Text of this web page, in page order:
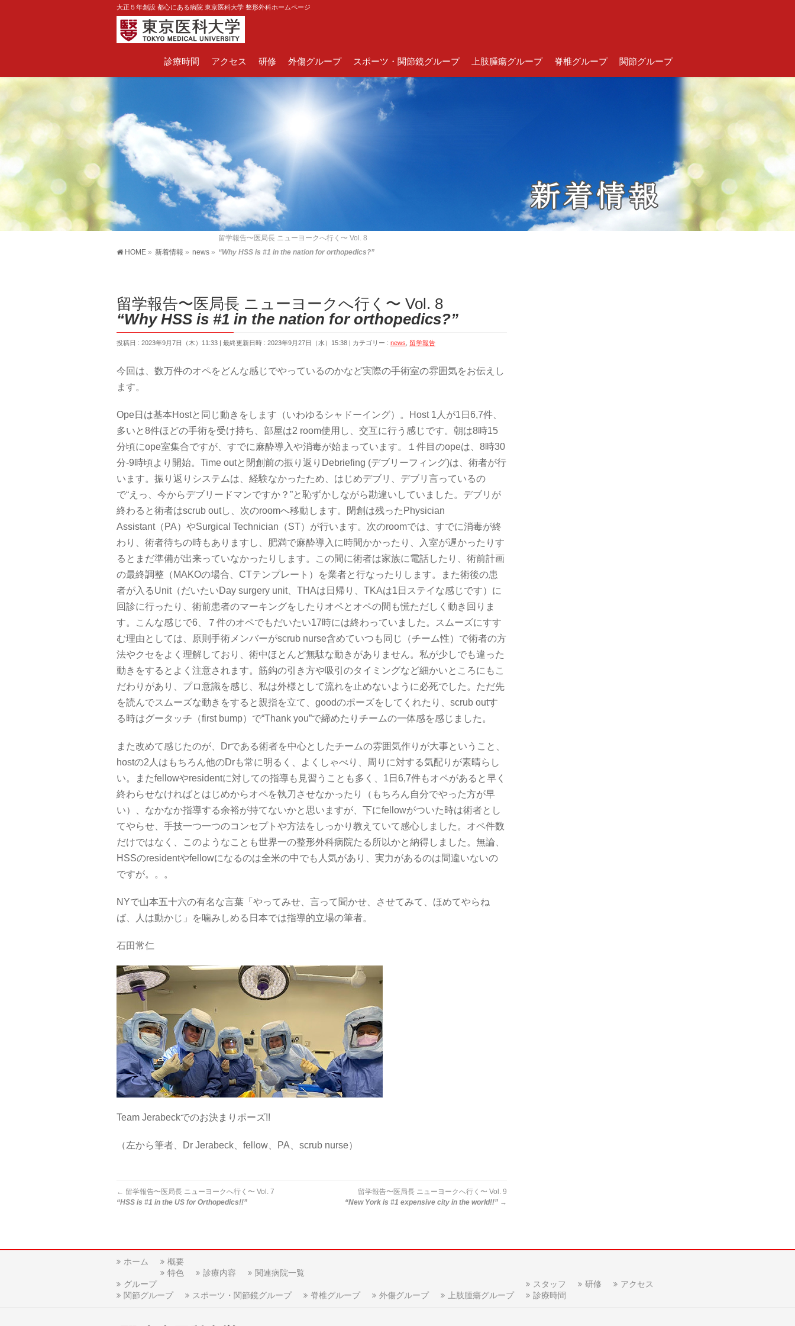
大正５年創設 都心にある病院 東京医科大学 整形外科ホームページ
診療時間 アクセス 研修 外傷グループ スポーツ・関節鏡グループ 上肢腫瘍グループ 脊椎グループ 関節グループ
HOME » 新着情報 » news »
留学報告〜医局長 ニューヨークへ行く〜 Vol. 8
“Why HSS is #1 in the nation for orthopedics?”
留学報告〜医局長 ニューヨークへ行く〜 Vol. 8
“Why HSS is #1 in the nation for orthopedics?”
投稿日 : 2023年9月7日（木）11:33 最終更新日時 : 2023年9月27日（水）15:38 カテゴリー : news 留学報告
今回は、数万件のオペをどんな感じでやっているのかなど実際の手術室の雰囲気をお伝えし
ます。
Ope日は基本Hostと同じ動きをします（いわゆるシャドーイング）。Host 1人が1日6,7件、
多いと8件ほどの手術を受け持ち、部屋は2 room使用し、交互に行う感じです。朝は8時15
分頃にope室集合ですが、すでに麻酔導入や消毒が始まっています。１件目のopeは、8時30
分-9時頃より開始。Time outと閉創前の振り返りDebriefing (デブリーフィング)は、術者が行
います。振り返りシステムは、経験なかったため、はじめデブリ、デブリ言っているの
で“えっ、今からデブリードマンですか？”と恥ずかしながら勘違いしていました。デブリが
終わると術者はscrub outし、次のroomへ移動します。閉創は残ったPhysician
Assistant（PA）やSurgical Technician（ST）が行います。次のroomでは、すでに消毒が終
わり、術者待ちの時もありますし、肥満で麻酔導入に時間かかったり、入室が遅かったりす
るとまだ準備が出来っていなかったりします。この間に術者は家族に電話したり、術前計画
の最終調整（MAKOの場合、CTテンプレート）を業者と行なったりします。また術後の患
者が入るUnit（だいたいDay surgery unit、THAは日帰り、TKAは1日ステイな感じです）に
回診に行ったり、術前患者のマーキングをしたりオペとオペの間も慌ただしく動き回りま
す。こんな感じで6、７件のオペでもだいたい17時には終わっていました。スムーズにすす
む理由としては、原則手術メンバーがscrub nurse含めていつも同じ（チーム性）で術者の方
法やクセをよく理解しており、術中ほとんど無駄な動きがありません。私が少しでも違った
動きをするとよく注意されます。筋鈎の引き方や吸引のタイミングなど細かいところにもこ
だわりがあり、プロ意識を感じ、私は外様として流れを止めないように必死でした。ただ先
を読んでスムーズな動きをすると親指を立て、goodのポーズをしてくれたり、scrub outす
る時はグータッチ（first bump）で“Thank you”で締めたりチームの一体感を感じました。
また改めて感じたのが、Drである術者を中心としたチームの雰囲気作りが大事ということ、
hostの2人はもちろん他のDrも常に明るく、よくしゃべり、周りに対する気配りが素晴らし
い。またfellowやresidentに対しての指導も見習うことも多く、1日6,7件もオペがあると早く
終わらせなければとはじめからオペを執刀させなかったり（もちろん自分でやった方が早
い）、なかなか指導する余裕が持てないかと思いますが、下にfellowがついた時は術者とし
てやらせ、手技一つ一つのコンセプトや方法をしっかり教えていて感心しました。オペ件数
だけではなく、このようなことも世界一の整形外科病院たる所以かと納得しました。無論、
HSSのresidentやfellowになるのは全米の中でも人気があり、実力があるのは間違いないの
ですが。。。
NYで山本五十六の有名な言葉「やってみせ、言って聞かせ、させてみて、ほめてやらね
ば、人は動かじ」を噛みしめる日本では指導的立場の筆者。
石田常仁
Team Jerabeckでのお決まりポーズ!!
（左から筆者、Dr Jerabeck、fellow、PA、scrub nurse）
← 留学報告〜医局長 ニューヨークへ行く〜 Vol. 7
“HSS is #1 in the US for Orthopedics!!”
留学報告〜医局長 ニューヨークへ行く〜 Vol. 9
“New York is #1 expensive city in the world!!” →
ホーム
概要
特色
診療内容
関連病院一覧
グループ
関節グループ
スポーツ・関節鏡グループ 脊椎グループ 外傷グループ 上肢腫瘍グループ
スタッフ 研修
アクセス
診療時間